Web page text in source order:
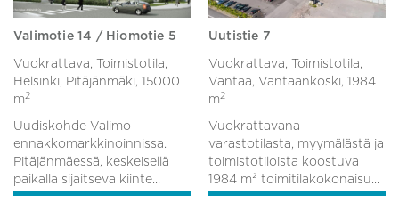
Valimotie 14 / Hiomotie 5
Vuokrattava, Toimistotila,
Helsinki, Pitäjänmäki, 15000
m 2
Uudiskohde Valimo
ennakkomarkkinoinnissa.
Pitäjänmäessä, keskeisellä
paikalla sijaitseva kiinte...
Uutistie 7
Vuokrattava, Toimistotila,
Vantaa, Vantaankoski, 1984
m 2
Vuokrattavana
varastotilasta, myymälästä ja
toimistotiloista koostuva
1984 m² toimitilakokonaisu...